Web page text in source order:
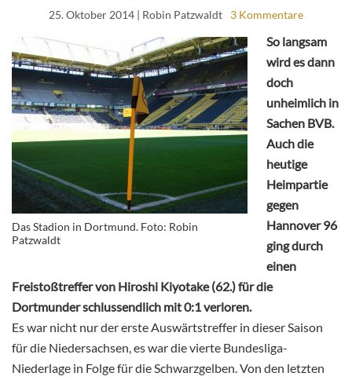
25. Oktober 2014 | Robin Patzwaldt 3 Kommentare
Das Stadion in Dortmund. Foto: Robin
Patzwaldt
So langsam
wird es dann
doch
unheimlich in
Sachen BVB.
Auch die
heutige
Heimpartie
gegen
Hannover 96
ging durch
einen
Freistoßtreffer von Hiroshi Kiyotake (62.) für die
Dortmunder schlussendlich mit 0:1 verloren.
Es war nicht nur der erste Auswärtstreffer in dieser Saison
für die Niedersachsen, es war die vierte Bundesliga-
Niederlage in Folge für die Schwarzgelben. Von den letzten